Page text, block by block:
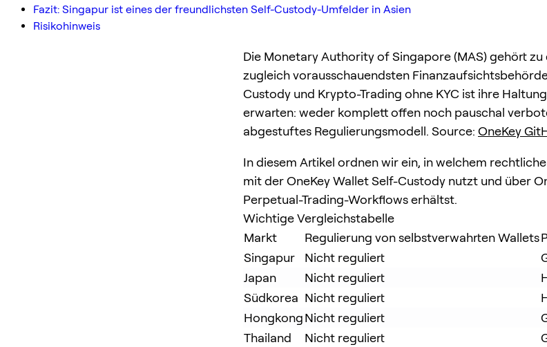
Fazit: Singapur ist eines der freundlichsten Self-Custody-Umfelder in Asien
Risikohinweis
Die Monetary Authority of Singapore (MAS) gehört
zugleich vorausschauendsten
Custody und Krypto-Trading ohne KYC ist ihre
erwarten: weder komplett offen noch pauschal
abgestuftes Regulierungsmodell. Source: OneKey
In diesem Artikel ordnen wir ein, in welchem
mit der OneKey Wallet Self-Custody nutzt und über
Perpetual-Trading-Workflows erhältst.
Wichtige Vergleichstabelle
Markt
Regulierung von selbstverwahrten Wallets
Singapur
Nicht reguliert
Japan
Nicht reguliert
Südkorea Nicht reguliert
HongkongNicht reguliert
Thailand
Nicht reguliert